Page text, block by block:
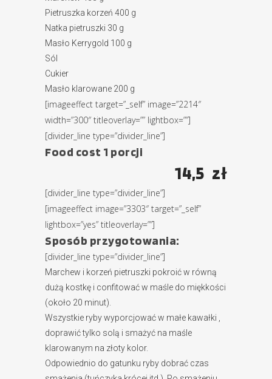
Pietruszka korzeń 400 g
Natka pietruszki 30 g
Masło Kerrygold 100 g
Sól
Cukier
Masło klarowane 200 g
[imageeffect target=”_self” image=”2214″
width=”300″ titleoverlay=”” lightbox=””]
[divider_line type=”divider_line”]
Food cost 1 porcji
14,5 zł
[divider_line type=”divider_line”]
[imageeffect image=”3303″ target=”_self”
lightbox=”yes” titleoverlay=””]
Sposób przygotowania:
[divider_line type=”divider_line”]
Marchew i korzeń pietruszki pokroić w równą
dużą kostkę i confitować w maśle do miękkości
(około 20 minut).
Wszystkie ryby wyporcjować w małe kawałki ,
doprawić tylko solą i smażyć na maśle
klarowanym na złoty kolor.
Odpowiednio do gatunku ryby dobrać czas